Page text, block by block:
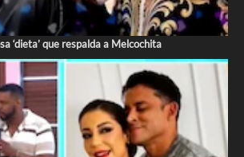
‘dieta’ que respalda a Melcochita